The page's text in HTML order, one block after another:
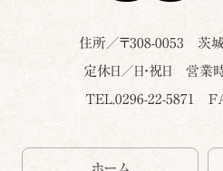
住所／〒308-0053 茨
定休日／日・祝日 営業
TEL.0296-22-5871
ホーム